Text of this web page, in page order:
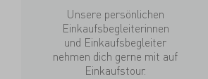
Unsere persönlichen
Einkaufsbegleiterinnen
und Einkaufsbegleiter
nehmen dich gerne mit auf
Einkaufstour.